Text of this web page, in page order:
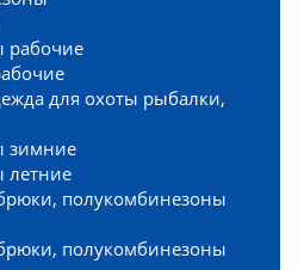
рабочие
для охоты рыбалки,
зимние
летние
полукомбинезоны
полукомбинезоны